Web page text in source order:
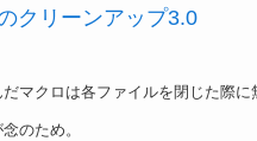
クリーンアップ3.0
だマクロは各ファイルを閉じた際
のため。